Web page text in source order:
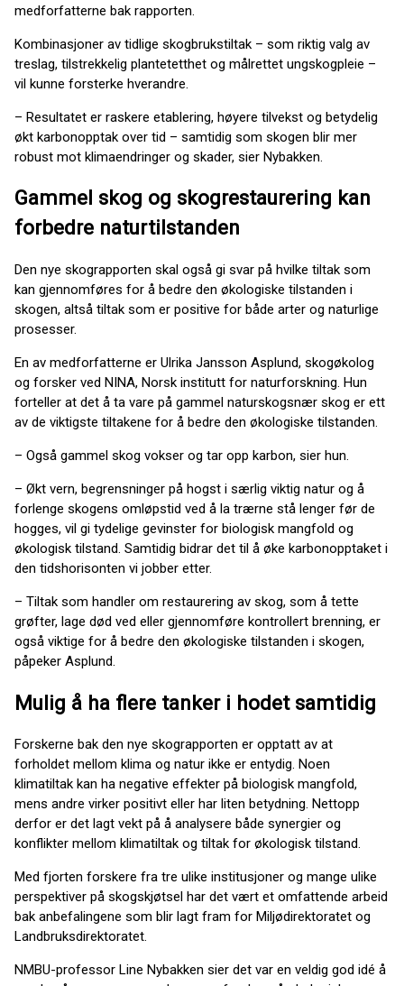
medforfatterne bak rapporten.
Kombinasjoner av tidlige skogbrukstiltak – som riktig valg av
treslag, tilstrekkelig plantetetthet og målrettet ungskogpleie –
vil kunne forsterke hverandre.
– Resultatet er raskere etablering, høyere tilvekst og betydelig
økt karbonopptak over tid – samtidig som skogen blir mer
robust mot klimaendringer og skader, sier Nybakken.
Gammel skog og skogrestaurering kan
forbedre naturtilstanden
Den nye skograpporten skal også gi svar på hvilke tiltak som
kan gjennomføres for å bedre den økologiske tilstanden i
skogen, altså tiltak som er positive for både arter og naturlige
prosesser.
En av medforfatterne er Ulrika Jansson Asplund, skogøkolog
og forsker ved NINA, Norsk institutt for naturforskning. Hun
forteller at det å ta vare på gammel naturskogsnær skog er ett
av de viktigste tiltakene for å bedre den økologiske tilstanden.
– Også gammel skog vokser og tar opp karbon, sier hun.
– Økt vern, begrensninger på hogst i særlig viktig natur og å
forlenge skogens omløpstid ved å la trærne stå lenger før de
hogges, vil gi tydelige gevinster for biologisk mangfold og
økologisk tilstand. Samtidig bidrar det til å øke karbonopptaket i
den tidshorisonten vi jobber etter.
– Tiltak som handler om restaurering av skog, som å tette
grøfter, lage død ved eller gjennomføre kontrollert brenning, er
også viktige for å bedre den økologiske tilstanden i skogen,
påpeker Asplund.
Mulig å ha flere tanker i hodet samtidig
Forskerne bak den nye skograpporten er opptatt av at
forholdet mellom klima og natur ikke er entydig. Noen
klimatiltak kan ha negative effekter på biologisk mangfold,
mens andre virker positivt eller har liten betydning. Nettopp
derfor er det lagt vekt på å analysere både synergier og
konflikter mellom klimatiltak og tiltak for økologisk tilstand.
Med fjorten forskere fra tre ulike institusjoner og mange ulike
perspektiver på skogskjøtsel har det vært et omfattende arbeid
bak anbefalingene som blir lagt fram for Miljødirektoratet og
Landbruksdirektoratet.
NMBU-professor Line Nybakken sier det var en veldig god idé å